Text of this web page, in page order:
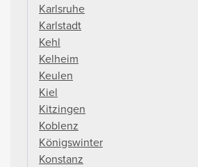
Karlsruhe
Karlstadt
Kehl
Kelheim
Keulen
Kiel
Kitzingen
Koblenz
Königswinter
Konstanz